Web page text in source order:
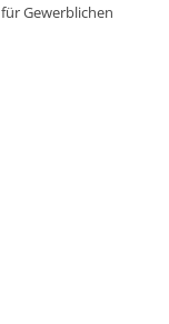
Gewerblichen